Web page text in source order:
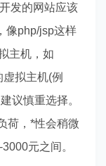
发的网站应该
像php/jsp这样
主机，如
拟主机(例
议慎重选择。
荷，*性会稍微
元之间。